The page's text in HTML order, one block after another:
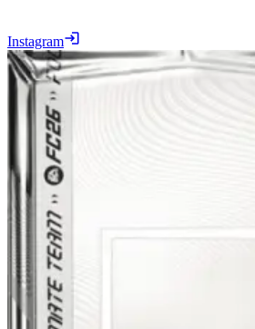
Instagram